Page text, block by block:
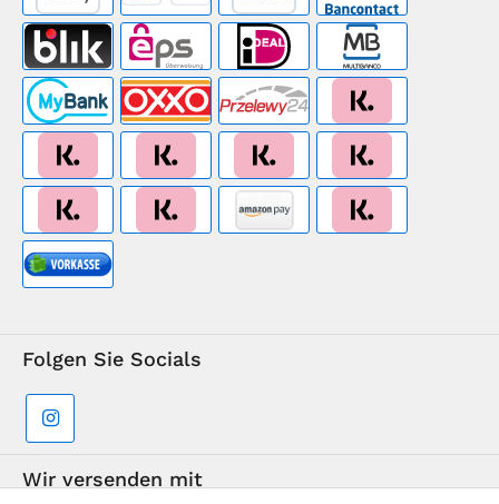
Folgen Sie Socials
Wir versenden mit